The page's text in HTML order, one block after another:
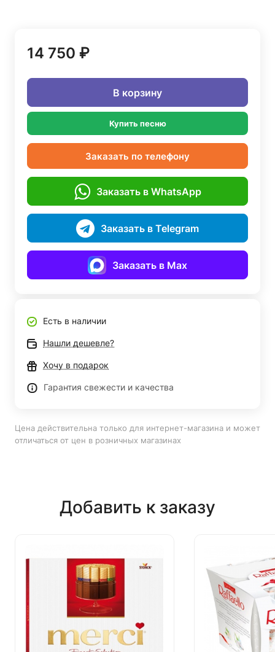
14 750 ₽
В корзину
Купить песню
Заказать по телефону
Заказать в WhatsApp
Заказать в Telegram
Заказать в Max
Есть в наличии
Нашли дешевле?
Хочу в подарок
Гарантия свежести и качества
Цена действительна только для интернет-магазина и может
отличаться от цен в розничных магазинах
Добавить к заказу